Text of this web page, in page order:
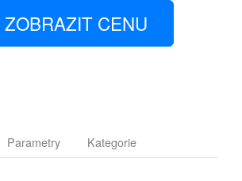
ZOBRAZIT CENU
Parametry Kategorie